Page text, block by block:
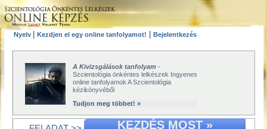
Nyelv Kezdjen el egy online tanfolyamot! Bejelentkezés
A Kivizsgálások tanfolyam -
Szcientológia önkéntes lelkészek Ingyenes
online tanfolyamok A Szcientológia
kézikönyvéből
Tudjon meg többet! »
KEZDÉS MOST »